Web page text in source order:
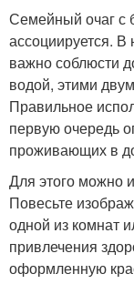
Семейный очаг с
ассоциируется. В
важно соблюсти
водой, этими
Правильное
первую очередь
проживающих в
Для этого можно
Повесьте
одной из комнат
привлечения
оформленную